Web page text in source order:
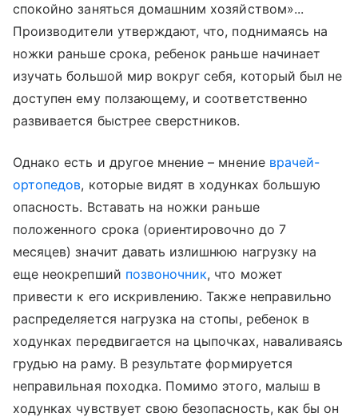
спокойно заняться домашним хозяйством»...
Производители утверждают, что, поднимаясь на
ножки раньше срока, ребенок раньше начинает
изучать большой мир вокруг себя, который был не
доступен ему ползающему, и соответственно
развивается быстрее сверстников.
Однако есть и другое мнение – мнение врачей-
ортопедов, которые видят в ходунках большую
опасность. Вставать на ножки раньше
положенного срока (ориентировочно до 7
месяцев) значит давать излишнюю нагрузку на
еще неокрепший позвоночник, что может
привести к его искривлению. Также неправильно
распределяется нагрузка на стопы, ребенок в
ходунках передвигается на цыпочках, наваливаясь
грудью на раму. В результате формируется
неправильная походка. Помимо этого, малыш в
ходунках чувствует свою безопасность, как бы он